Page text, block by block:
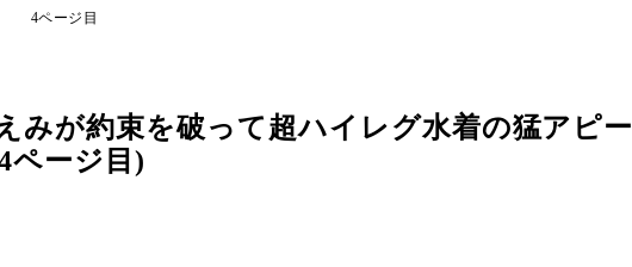
4ページ目
みが約束を破って超ハイレグ水着の猛アピー
ページ目)